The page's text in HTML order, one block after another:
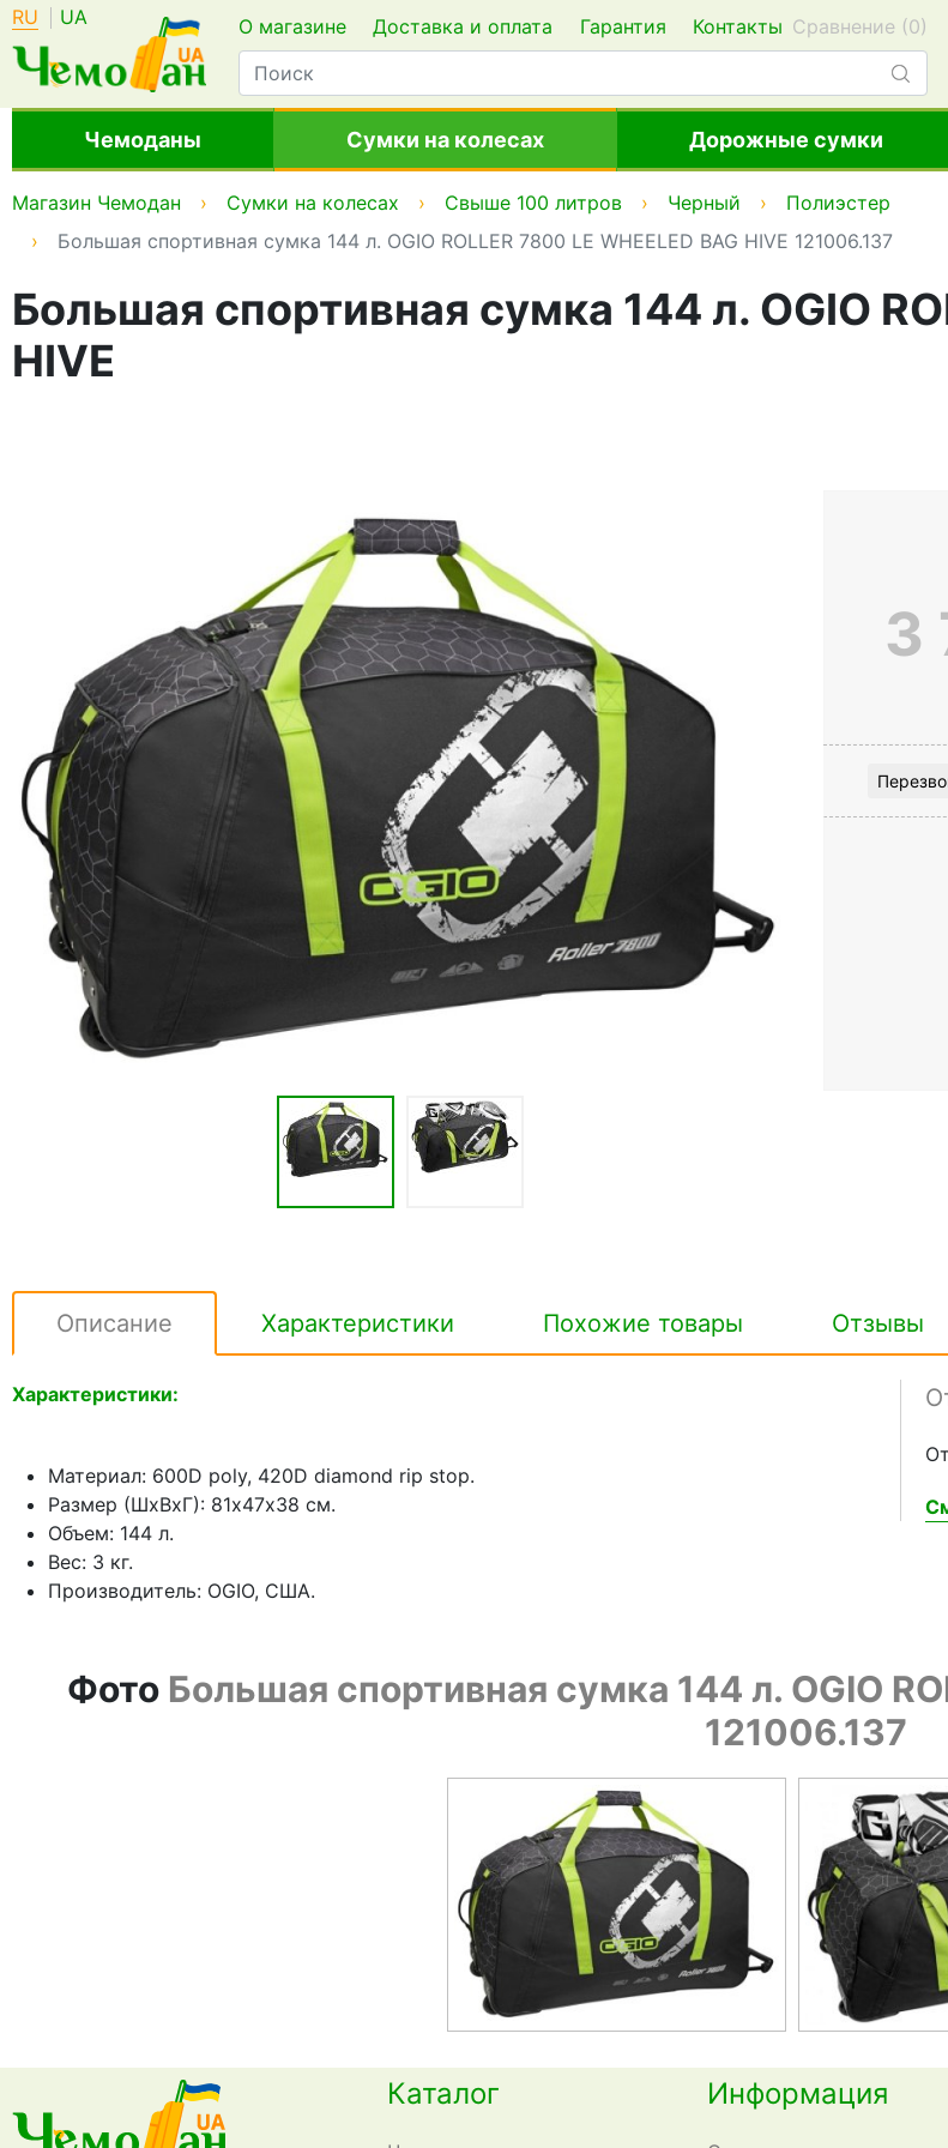
RU UA О магазине Доставка и оплата Гарантия Контакты Сравнение (0)
Чемоданы Сумки на колесах Дорожные сумки
Магазин Чемодан Сумки на колесах Свыше 100 литров Черный
Полиэстер
Большая спортивная сумка 144 л. OGIO ROLLER 7800 LE WHEELED BAG HIVE 121006.137
Большая спортивная сумка 144 л. OGIO
HIVE
3
Описание Характеристики Похожие товары Отзывы
Характеристики:
Материал: 600D poly, 420D diamond rip stop.
Размер (ШхВхГ): 81х47х38 см.
Объем: 144 л.
Вес: 3 кг.
Производитель: OGIO, США.
Фото Большая спортивная сумка 144 л. OGIO
121006.137
Каталог Информация